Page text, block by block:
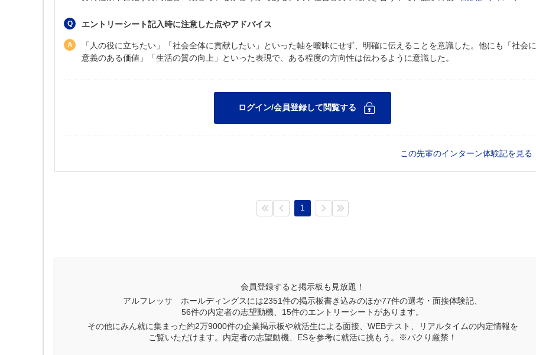
エントリーシート記入時に注意した点やアドバイス
「人の役に立ちたい」「社会全体に貢献したい」といった軸を曖昧にせず、明確に伝えることを意識した。他にも「社会に
意義のある価値」「生活の質の向上」といった表現で、ある程度の方向性は伝わるように意識した。
この先輩のインターン体験記を見る
1
会員登録すると掲示板も見放題！
アルフレッサ ホールディングスには2351件の掲示板書き込みのほか77件の選考・面接体験記、
56件の内定者の志望動機、 15件のエントリーシートがあります。
その他にみん就に集まった約2万9000件の企業掲示板や就活生による面接、WEBテスト、リアルタイムの内定情報を
ご覧いただけます。内定者の志望動機、ESを参考に就活に挑もう。※パクり厳禁！